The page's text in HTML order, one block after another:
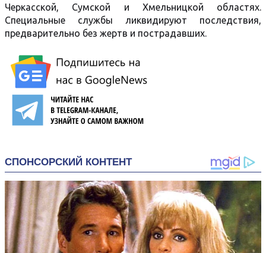
Черкасской, Сумской и Хмельницкой областях.
Специальные службы ликвидируют последствия,
предварительно без жертв и пострадавших.